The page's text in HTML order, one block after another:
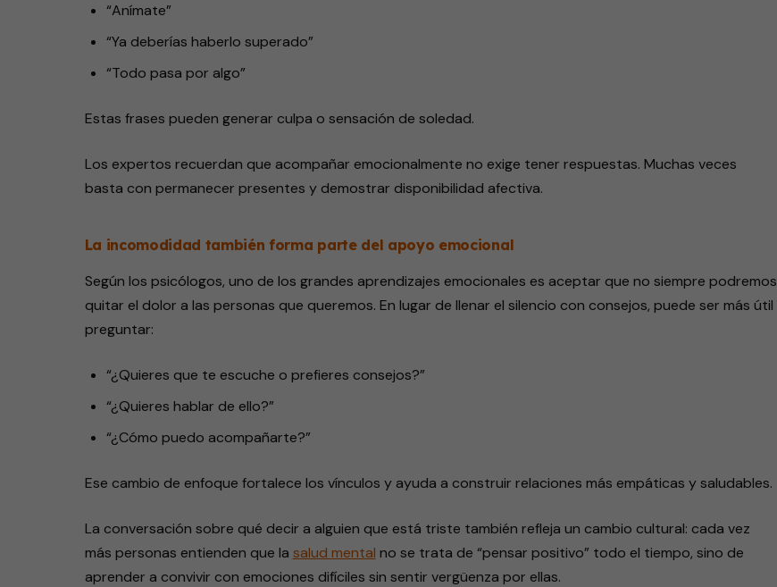
“Anímate”
“Ya deberías haberlo superado”
“Todo pasa por algo”
Estas frases pueden generar culpa o sensación de soledad.
Los expertos recuerdan que acompañar emocionalmente no exige tener respuestas. Muchas veces
basta con permanecer presentes y demostrar disponibilidad afectiva.
La incomodidad también forma parte del apoyo emocional
Según los psicólogos, uno de los grandes aprendizajes emocionales es aceptar que no siempre podremos
quitar el dolor a las personas que queremos. En lugar de llenar el silencio con consejos, puede ser más útil
preguntar:
“¿Quieres que te escuche o prefieres consejos?”
“¿Quieres hablar de ello?”
“¿Cómo puedo acompañarte?”
Ese cambio de enfoque fortalece los vínculos y ayuda a construir relaciones más empáticas y saludables.
La conversación sobre qué decir a alguien que está triste también refleja un cambio cultural: cada vez
más personas entienden que la salud mental no se trata de “pensar positivo” todo el tiempo, sino de
aprender a convivir con emociones difíciles sin sentir vergüenza por ellas.